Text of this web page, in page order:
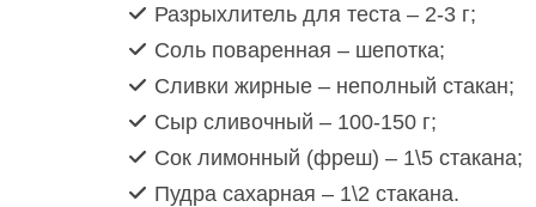
Разрыхлитель для теста – 2-3 г;
Соль поваренная – шепотка;
Сливки жирные – неполный стакан;
Сыр сливочный – 100-150 г;
Сок лимонный (фреш) – 1\5 стакана;
Пудра сахарная – 1\2 стакана.